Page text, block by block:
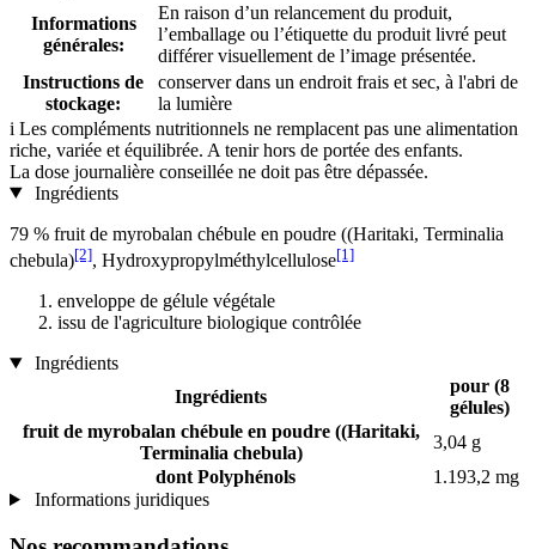
Informations
générales:
En raison d’un relancement du produit,
l’emballage ou l’étiquette du produit livré peut
différer visuellement de l’image présentée.
Instructions de
stockage:
conserver dans un endroit frais et sec, à l'abri de
la lumière
i Les compléments nutritionnels ne remplacent pas une alimentation
riche, variée et équilibrée. A tenir hors de portée des enfants.
La dose journalière conseillée ne doit pas être dépassée.
Ingrédients
79 % fruit de myrobalan chébule en poudre ((Haritaki, Terminalia
chebula)[2], Hydroxypropylméthylcellulose[1]
enveloppe de gélule végétale
issu de l'agriculture biologique contrôlée
Ingrédients
Ingrédients
pour (8
gélules)
fruit de myrobalan chébule en poudre ((Haritaki,
Terminalia chebula)
3,04 g
dont Polyphénols
1.193,2 mg
Informations juridiques